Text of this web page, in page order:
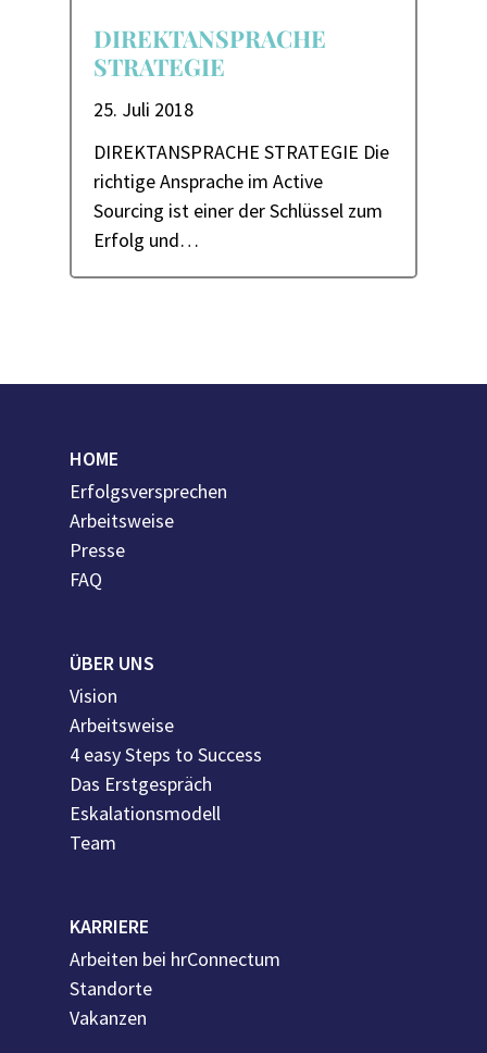
25. Juli 2018
DIREKTANSPRACHE
STRATEGIE
DIREKTANSPRACHE STRATEGIE Die
richtige Ansprache im Active
Sourcing ist einer der Schlüssel zum
Erfolg und…
HOME
Erfolgsversprechen
Arbeitsweise
Presse
FAQ
ÜBER UNS
Vision
Arbeitsweise
4 easy Steps to Success
Das Erstgespräch
Eskalationsmodell
Team
KARRIERE
Arbeiten bei hrConnectum
Standorte
Vakanzen